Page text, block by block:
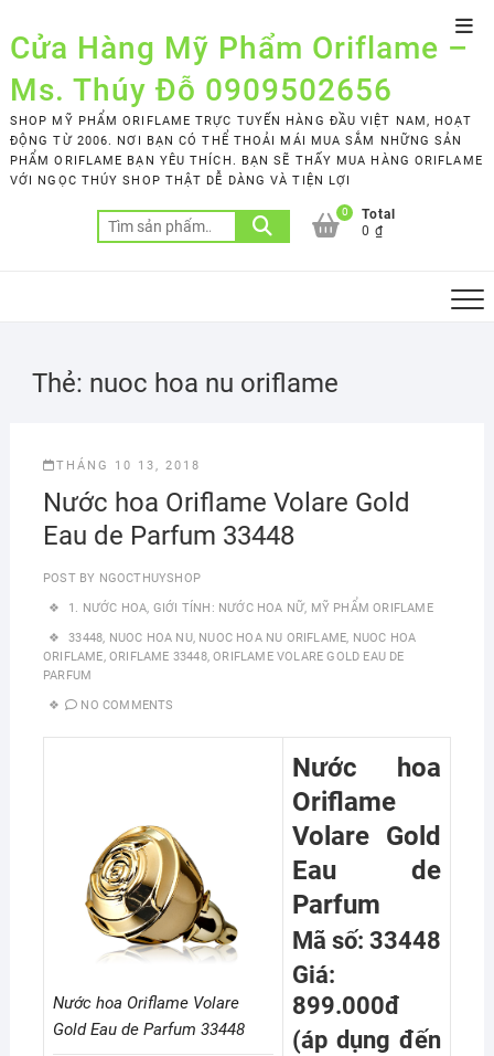
to
content
Cửa Hàng Mỹ Phẩm Oriflame –
Ms. Thúy Đỗ 0909502656
SHOP MỸ PHẨM ORIFLAME TRỰC TUYẾN HÀNG ĐẦU VIỆT NAM, HOẠT
ĐỘNG TỪ 2006. NƠI BẠN CÓ THỂ THOẢI MÁI MUA SẮM NHỮNG SẢN
PHẨM ORIFLAME BẠN YÊU THÍCH. BẠN SẼ THẤY MUA HÀNG ORIFLAME
VỚI NGỌC THÚY SHOP THẬT DỄ DÀNG VÀ TIỆN LỢI
Tìm
kiếm:
0
Total
0 ₫
Thẻ: nuoc hoa nu oriflame
THÁNG 10 13, 2018
Nước hoa Oriflame Volare Gold
Eau de Parfum 33448
POST BY NGOCTHUYSHOP
1. NƯỚC HOA, GIỚI TÍNH: NƯỚC HOA NỮ, MỸ PHẨM ORIFLAME
33448, NUOC HOA NU, NUOC HOA NU ORIFLAME, NUOC HOA
ORIFLAME, ORIFLAME 33448,ORIFLAME VOLARE GOLD EAU DE
PARFUM
NO COMMENTS
Nước hoa Oriflame Volare
Gold Eau de Parfum 33448
Nước hoa
Oriflame
Volare Gold
Eau de
Parfum
Mã số: 33448
Giá:
899.000đ
(áp dụng đến